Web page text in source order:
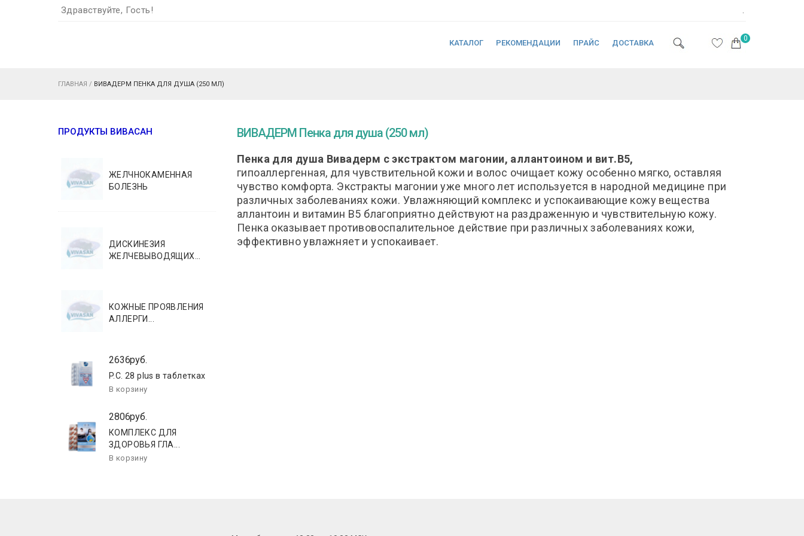
Здравствуйте, Гость! .
КАТАЛОГ РЕКОМЕНДАЦИИ ПРАЙС ДОСТАВКА 0
ГЛАВНАЯ / ВИВАДЕРМ ПЕНКА ДЛЯ ДУША (250 МЛ)
ВИВАДЕРМ Пенка для душа (250 мл)
Пенка для душа Вивадерм с экстрактом магонии, аллантоином и вит.В5,
гипоаллергенная, для чувствительной кожи и волос очищает кожу особенно мягко, оставляя
чувство комфорта. Экстракты магонии уже много лет используется в народной медицине при
различных заболеваниях кожи. Увлажняющий комплекс и успокаивающие кожу вещества
аллантоин и витамин В5 благоприятно действуют на раздраженную и чувствительную кожу.
Пенка оказывает противовоспалительное действие при различных заболеваниях кожи,
эффективно увлажняет и успокаивает.
ПРОДУКТЫ ВИВАСАН
ЖЕЛЧНОКАМЕННАЯ
БОЛЕЗНЬ
ДИСКИНЕЗИЯ
ЖЕЛЧЕВЫВОДЯЩИХ...
КОЖНЫЕ ПРОЯВЛЕНИЯ
АЛЛЕРГИ...
2636руб.
P.C. 28 plus в таблетках
2806руб.
КОМПЛЕКС ДЛЯ
ЗДОРОВЬЯ ГЛА...